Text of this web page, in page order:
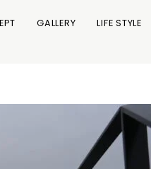
GALLERY LIFE STYLE